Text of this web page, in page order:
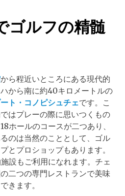
ゴルフの精髄
から程近いところにある現代的
から南に約40キロメートルの
ト・コノピシュチェです。こ
はプレーの際に思いつくもの
ホールのコースが二つあり、
のは当然のこととして、ゴル
とプロショップもあります。
設もご利用になれます。チェ
二つの専門レストランで美味
きます。